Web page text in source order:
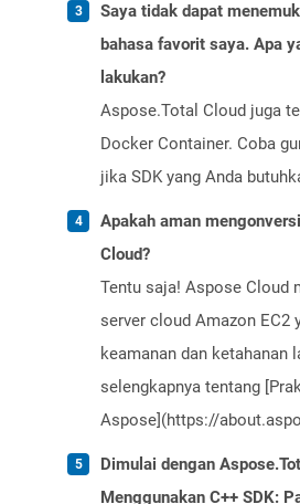
Saya tidak dapat
bahasa favorit saya. Apa
lakukan?
Aspose.Total Cloud juga
Docker Container. Coba
jika SDK yang Anda
Apakah aman
Cloud?
Tentu saja! Aspose Cloud
server cloud Amazon EC2
keamanan dan ketahanan
selengkapnya tentang
Aspose](https://
Dimulai dengan
Menggunakan C++ SDK: